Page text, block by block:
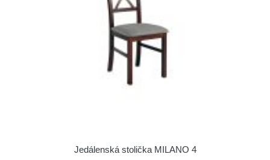
Jedálenská stolička MILANO 4